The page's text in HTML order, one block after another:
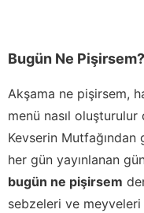
Bugün Ne Pişirsem?
Akşama ne pişirsem,
menü nasıl
Kevserin Mutfağından
her gün yayınlanan
bugün ne pişirsem
sebzeleri ve meyveleri